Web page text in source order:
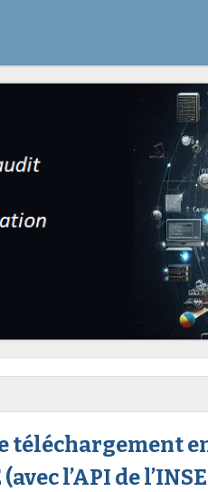
téléchargement
l’API de